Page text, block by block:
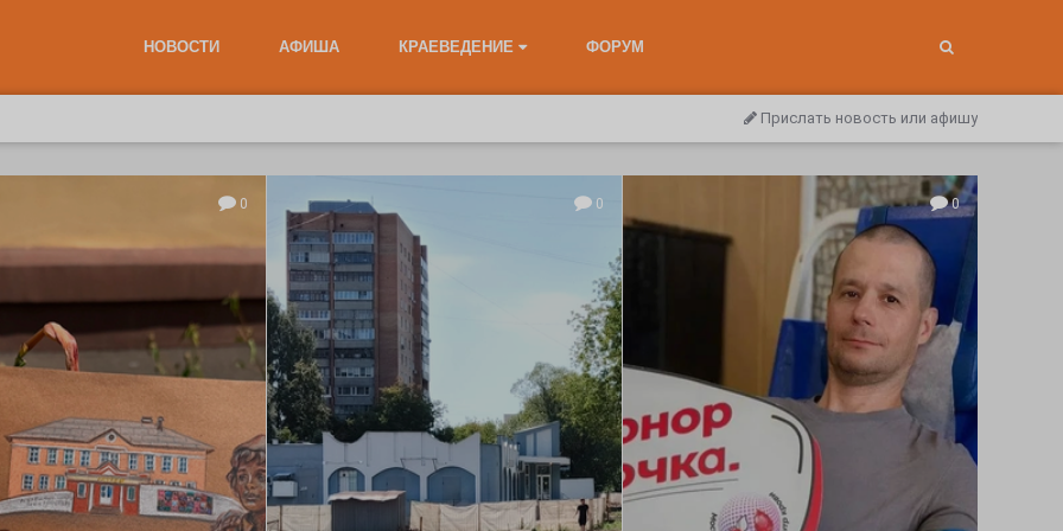
НОВОСТИ АФИША КРАЕВЕДЕНИЕ ФОРУМ
Прислать новость или афишу
0 0 0